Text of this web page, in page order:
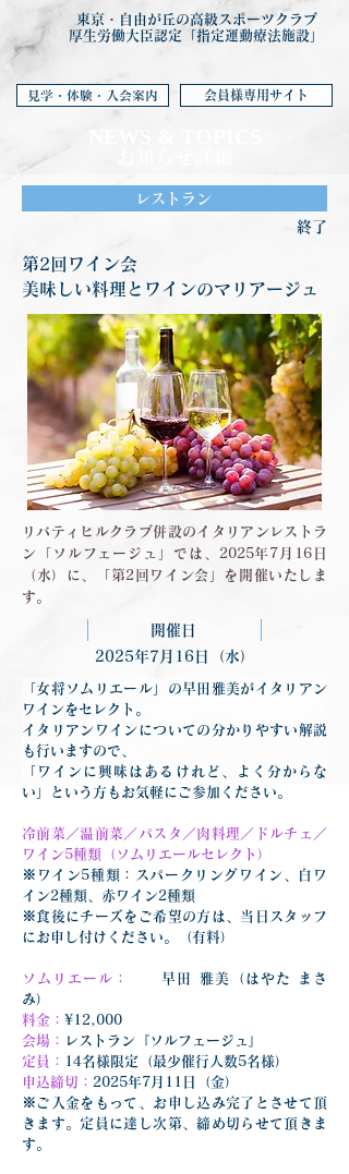
東京・自由が丘の高級スポーツクラブ
厚生労働大臣認定「指定運動療法施設」
見学・体験・入会案内 会員様専用サイト
レストラン
終了
第2回ワイン会
美味しい料理とワインのマリアージュ
リバティヒルクラブ併設のイタリアンレストラ
ン「ソルフェージュ」では、2025年7月16日
（水）に、「第2回ワイン会」を開催いたしま
す。
開催日
2025年7月16日（水）
「女将ソムリエール」の早田雅美がイタリアン
ワインをセレクト。
イタリアンワインについての分かりやすい解説
も行いますので、
「ワインに興味はあるけれど、よく分からな
い」という方もお気軽にご参加ください。
冷前菜／温前菜／パスタ／肉料理／ドルチェ／
ワイン5種類（ソムリエールセレクト）
※ワイン5種類：スパークリングワイン、白ワ
イン2種類、赤ワイン2種類
※食後にチーズをご希望の方は、当日スタッフ
にお申し付けください。（有料）
ソムリエール：
	早田 雅美（はやた まさ
み）
料金： ¥12,000
会場： レストラン『ソルフェージュ』
定員： 14名様限定（最少催行人数5名様）
申込締切： 2025年7月11日（金）
※ご入金をもって、お申し込み完了とさせて頂
きます。定員に達し次第、締め切らせて頂きま
す。